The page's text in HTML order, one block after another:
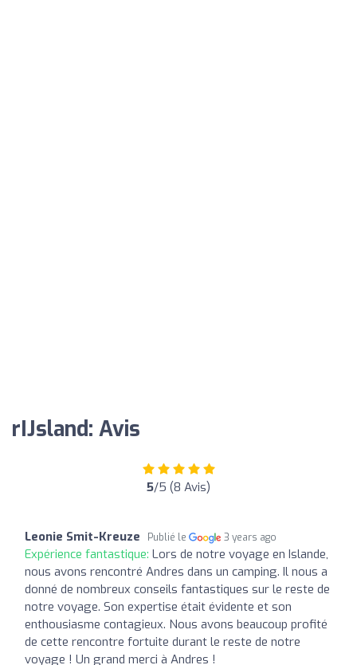
rIJsland: Avis
5/5 (8 Avis)
Leonie Smit-Kreuze Publié le 3 years ago
Expérience fantastique: Lors de notre voyage en Islande,
nous avons rencontré Andres dans un camping. Il nous a
donné de nombreux conseils fantastiques sur le reste de
notre voyage. Son expertise était évidente et son
enthousiasme contagieux. Nous avons beaucoup profité
de cette rencontre fortuite durant le reste de notre
voyage ! Un grand merci à Andres !